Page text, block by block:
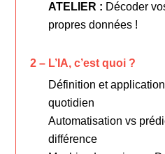
ATELIER : Décoder
propres données !
2 – L’IA, c’est quoi ?
Définition et
quotidien
Automatisation vs
différence